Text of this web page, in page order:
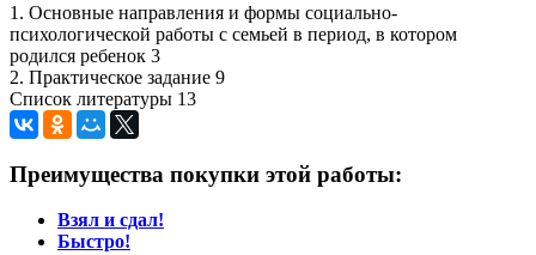
1. Основные направления и формы социально-
психологической работы с семьей в период, в котором
родился ребенок 3
2. Практическое задание 9
Список литературы 13
Преимущества покупки этой работы:
Взял и сдал!
Быстро!